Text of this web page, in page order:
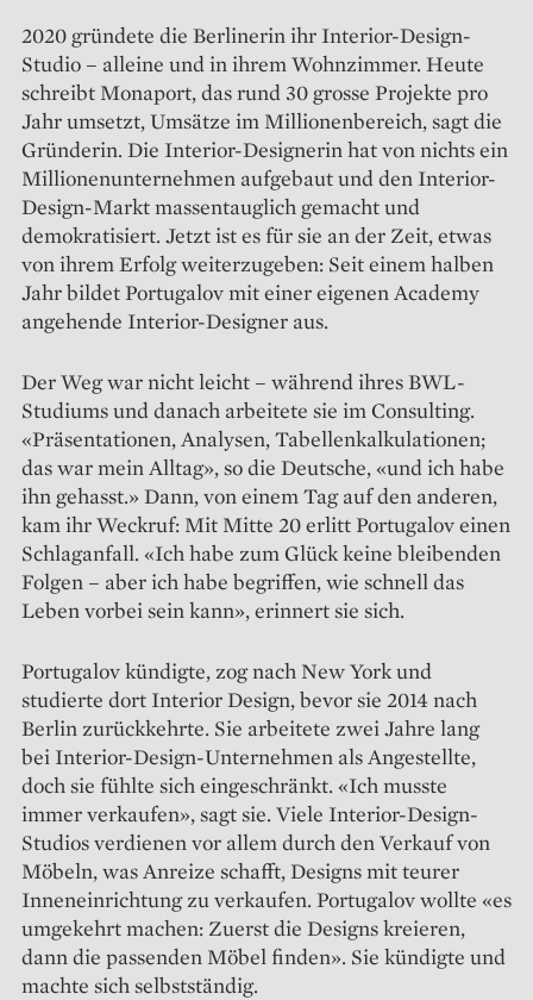
2020 gründete die Berlinerin ihr Interior-Design-
Studio – alleine und in ihrem Wohnzimmer. Heute
schreibt Monaport, das rund 30 grosse Projekte pro
Jahr umsetzt, Umsätze im Millionenbereich, sagt die
Gründerin. Die Interior-Designerin hat von nichts ein
Millionenunternehmen aufgebaut und den Interior-
Design-Markt massentauglich gemacht und
demokratisiert. Jetzt ist es für sie an der Zeit, etwas
von ihrem Erfolg weiterzugeben: Seit einem halben
Jahr bildet Portugalov mit einer eigenen Academy
angehende Interior-Designer aus.
Der Weg war nicht leicht – während ihres BWL-
Studiums und danach arbeitete sie im Consulting.
«Präsentationen, Analysen, Tabellen­kalkulationen;
das war mein Alltag», so die Deutsche, «und ich habe
ihn gehasst.» Dann, von einem Tag auf den anderen,
kam ihr Weckruf: Mit Mitte 20 erlitt Portugalov einen
Schlaganfall. «Ich habe zum Glück keine bleibenden
Folgen – aber ich habe begriffen, wie schnell das
Leben vorbei sein kann», erinnert sie sich.
Portugalov kündigte, zog nach New York und
studierte dort Interior Design, bevor sie 2014 nach
Berlin zurückkehrte. Sie arbeitete zwei Jahre lang
bei Interior-Design-Unternehmen als Angestellte,
doch sie fühlte sich eingeschränkt. «Ich musste
immer verkaufen», sagt sie. Viele Interior-Design-
Studios verdienen vor allem durch den Verkauf von
Möbeln, was Anreize schafft, Designs mit teurer
Inneneinrichtung zu verkaufen. Portugalov wollte «es
umgekehrt machen: Zuerst die Designs kreieren,
dann die passenden Möbel finden». Sie kündigte und
machte sich selbstständig.